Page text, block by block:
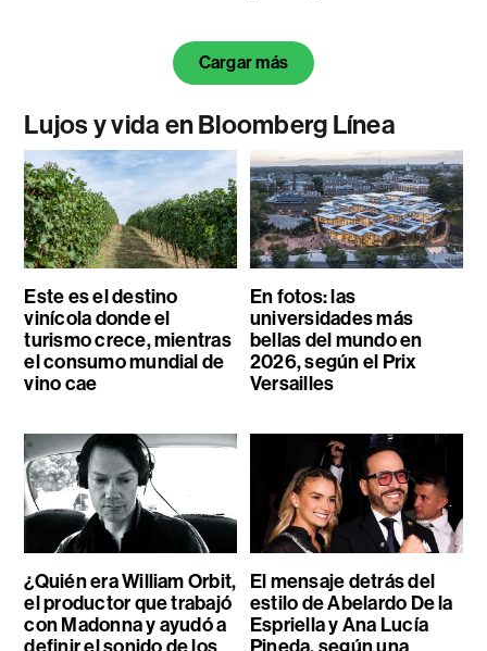
Cargar más
Lujos y vida en Bloomberg Línea
Este es el destino
vinícola donde el
turismo crece, mientras
el consumo mundial de
vino cae
En fotos: las
universidades más
bellas del mundo en
2026, según el Prix
Versailles
¿Quién era William Orbit,
el productor que trabajó
con Madonna y ayudó a
El mensaje detrás del
estilo de Abelardo De la
Espriella y Ana Lucía